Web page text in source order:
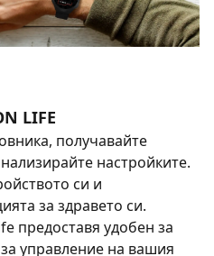
LIFE
получавайте
настройките.
си и
за здравето си.
предоставя удобен за
управление на вашия